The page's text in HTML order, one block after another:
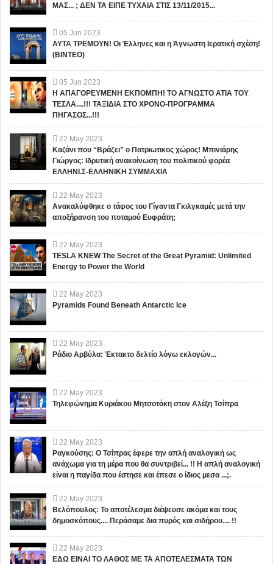
ΜΑΣ... ; ΔΕΝ ΤΑ ΕΙΠΕ ΤΥΧΑΙΑ ΣΤΙΣ 13/11/2015...
05 Jun 2023
ΑΥΤΑ ΤΡΕΜΟΥΝ! Οι Έλληνες και η Άγνωστη Ιερατική σχέση!
(ΒΙΝΤΕΟ)
05 Jun 2023
Η ΑΠΑΓΟΡΕΥΜΕΝΗ ΕΚΠΟΜΠΗ! ΤΟ ΑΓΝΩΣΤΟ ΑΤΙΑ ΤΟΥ
ΤΕΣΛΑ....!!! ΤΑΞΙΔΙΑ ΣΤΟ ΧΡΟΝΟ-ΠΡΟΓΡΑΜΜΑ
ΠΗΓΑΣΟΣ...!!!
22 May 2023
Καζάνι που “Βράζει” ο Πατριωτικος χώρος! Μπινιάρης
Γιώργος: Ιδρυτική ανακοίνωση του πολιτικού φορέα
ΕΛΛΗΝΙ.Σ-ΕΛΛΗΝΙΚΗ ΣΥΜΜΑΧΙΑ
22 May 2023
Ανακαλύφθηκε ο τάφος του Γίγαντα Γκιλγκαμές μετά την
αποξήρανση του ποταμού Ευφράτη;
22 May 2023
TESLA KNEW The Secret of the Great Pyramid: Unlimited
Energy to Power the World
22 May 2023
Pyramids Found Beneath Antarctic Ice
22 May 2023
Ράδιο Αρβύλα: Έκτακτο δελτίο λόγω εκλογών...
22 May 2023
Τηλεφώνημα Κυριάκου Μητσοτάκη στον Αλέξη Τσίπρα
22 May 2023
Ραγκούσης: Ο Τσίπρας έφερε την απλή αναλογική ως
ανάχωμα για τη μέρα που θα συντριβεί... !! Η απλή αναλογική
είναι η παγίδα που έστησε και έπεσε ο ίδιος μεσα ...;.
22 May 2023
Βελόπουλος: Το αποτέλεσμα διέψευσε ακόμα και τους
δημοσκόπους.... Περάσαμε δια πυρός και σιδήρου.... !!
22 May 2023
ΕΔΩ ΕΙΝΑΙ ΤΟ ΛΑΘΟΣ ΜΕ ΤΑ ΑΠΟΤΕΛΕΣΜΑΤΑ ΤΩΝ